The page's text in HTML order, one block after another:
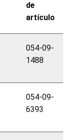
de
artículo
054-09-
1488
054-09-
6393